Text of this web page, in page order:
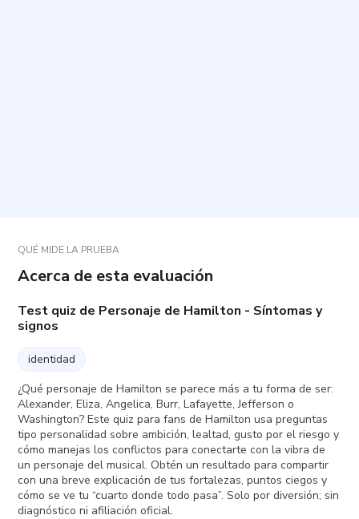
QUÉ MIDE LA PRUEBA
Acerca de esta evaluación
Test quiz de Personaje de Hamilton - Síntomas y
signos
identidad
¿Qué personaje de Hamilton se parece más a tu forma de ser:
Alexander, Eliza, Angelica, Burr, Lafayette, Jefferson o
Washington? Este quiz para fans de Hamilton usa preguntas
tipo personalidad sobre ambición, lealtad, gusto por el riesgo y
cómo manejas los conflictos para conectarte con la vibra de
un personaje del musical. Obtén un resultado para compartir
con una breve explicación de tus fortalezas, puntos ciegos y
cómo se ve tu “cuarto donde todo pasa”. Solo por diversión; sin
diagnóstico ni afiliación oficial.